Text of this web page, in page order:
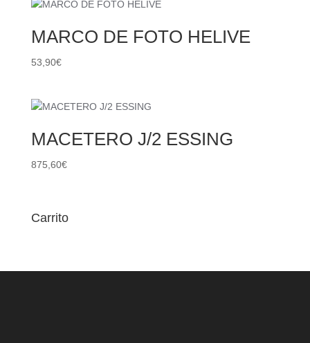
MARCO DE FOTO HELIVE
53,90€
MACETERO J/2 ESSING
875,60€
Carrito